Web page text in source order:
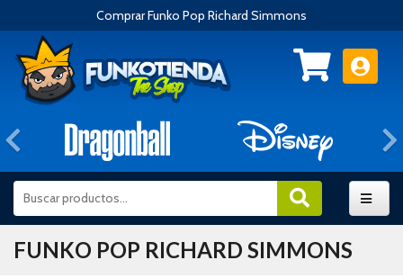
Comprar Funko Pop Richard Simmons
Anterior
FUNKO POP RICHARD SIMMONS